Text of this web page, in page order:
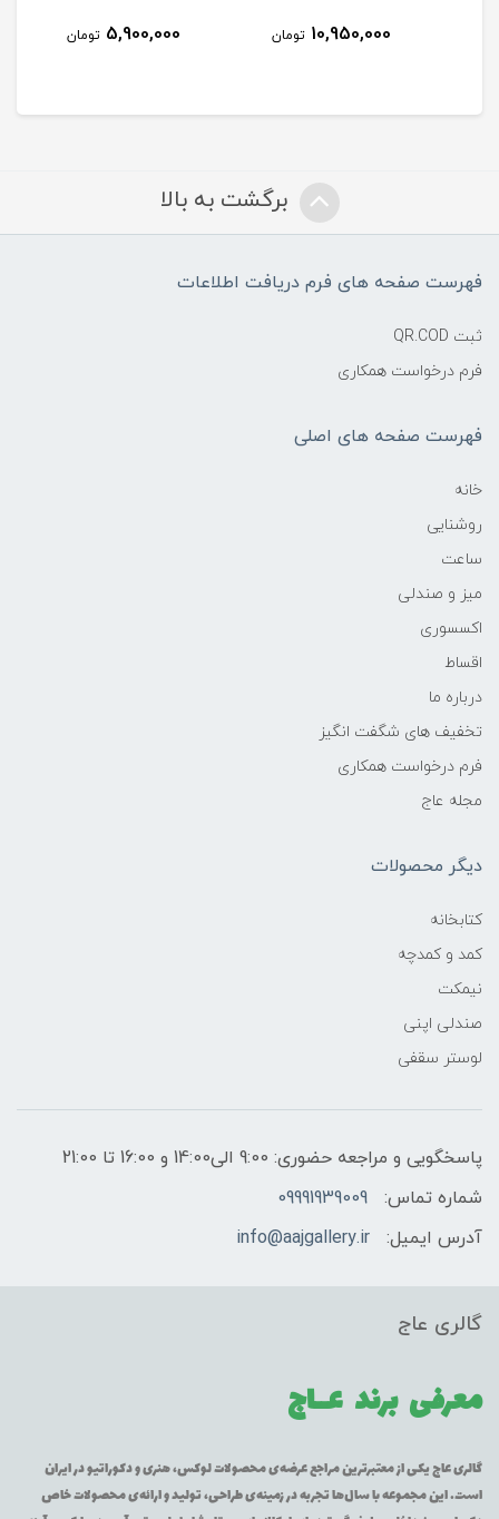
10,950,000 تومان 5,900,000 تومان
برگشت به بالا
فهرست صفحه های فرم دریافت اطلاعات
ثبت QR.COD
فرم درخواست همکاری
فهرست صفحه های اصلی
خانه
روشنایی
ساعت
میز و صندلی
اکسسوری
اقساط
درباره ما
تخفیف های شگفت انگیز
فرم درخواست همکاری
مجله عاج
دیگر محصولات
کتابخانه
کمد و کمدچه
نیمکت
صندلی اپنی
لوستر سقفی
پاسخگویی و مراجعه حضوری: 9:00 الی14:00 و 16:00 تا 21:00
شماره تماس:
09991939009
آدرس ایمیل:
info@aajgallery.ir
گالری عاج
معرفی برند عــاج
گالری عاج یکی از معتبرترین مراجع عرضه‌ی محصولات لوکس، هنری و دکوراتیو در ایران
است. این مجموعه با سال‌ها تجربه در زمینه‌ی طراحی، تولید و ارائه‌ی محصولات خاص